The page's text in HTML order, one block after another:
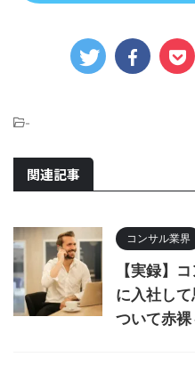
-
関連記事
コンサル業界
【実録】
に入社し
ついて赤